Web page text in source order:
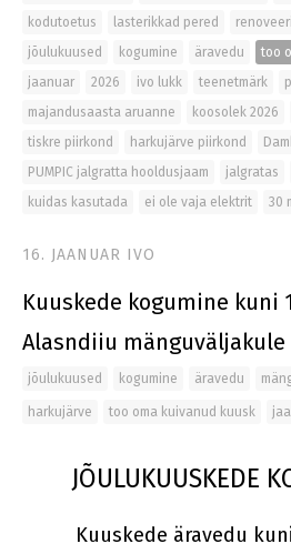
kodutoetus
lasterikkad pered
jõulukuused
kogumine äravedu
too
jaanuar
2026 ivo lukk teenetmärk
majandusaasta aruanne
koosolek 2026
tiskre piirkond
harkujärve piirkond
PUMPIC jalgratta hooldusjaam
jalgratas
kuidas kasutada
ei ole vaja elektrit 30
16. JAANUAR IVO
Kuuskede kogumine kuni
Alasndiiu mänguväljakule
jõulukuused kogumine äravedu
harkujärve too oma kuivanud kuusk
JÕULUKUUSKEDE
Kuuskede äravedu